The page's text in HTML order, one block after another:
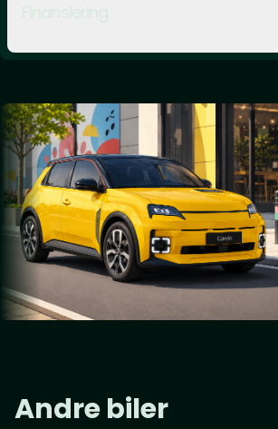
Finansiering
Andre biler